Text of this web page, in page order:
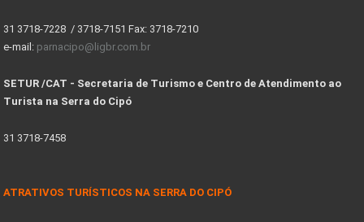
31 3718-7228 / 3718-7151 Fax: 3718-7210
e-mail: parnacipo@ligbr.com.br
SETUR /CAT - Secretaria de Turismo e Centro de Atendimento ao
Turista na Serra do Cipó
31 3718-7458
ATRATIVOS TURÍSTICOS NA SERRA DO CIPÓ